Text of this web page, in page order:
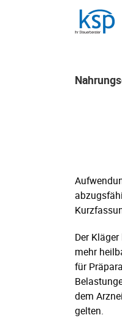
Der
mehr
für
dem
gelten.